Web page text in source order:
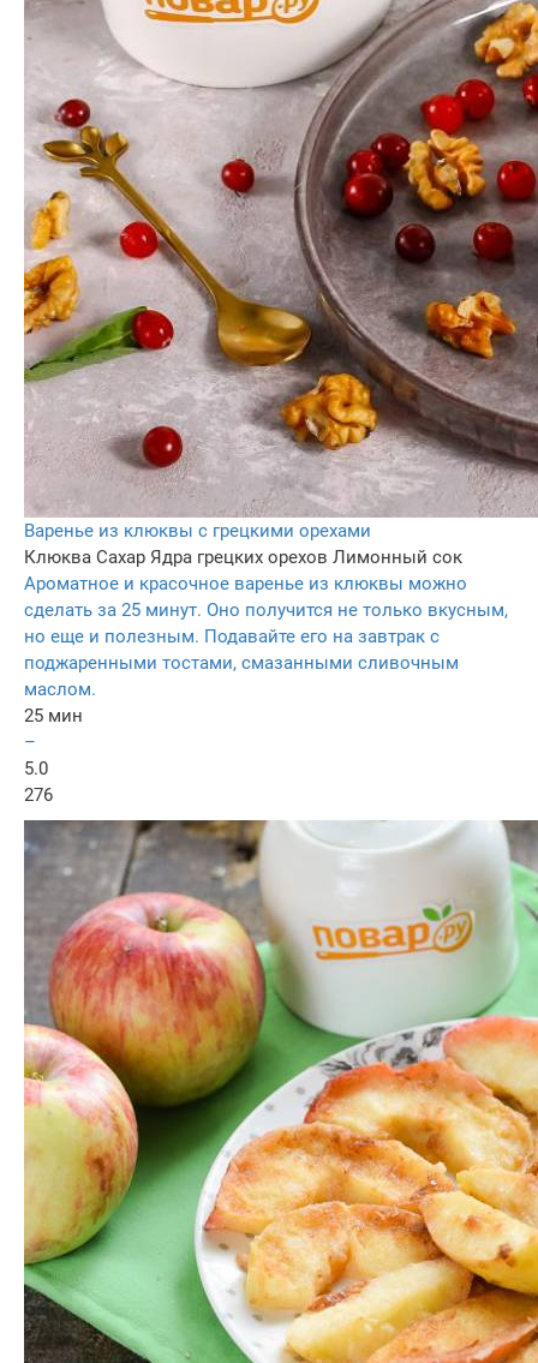
Варенье из клюквы с грецкими орехами
Клюква Сахар Ядра грецких орехов Лимонный сок
Ароматное и красочное варенье из клюквы можно
сделать за 25 минут. Оно получится не только вкусным,
но еще и полезным. Подавайте его на завтрак с
поджаренными тостами, смазанными сливочным
маслом.
25 мин
–
5.0
276